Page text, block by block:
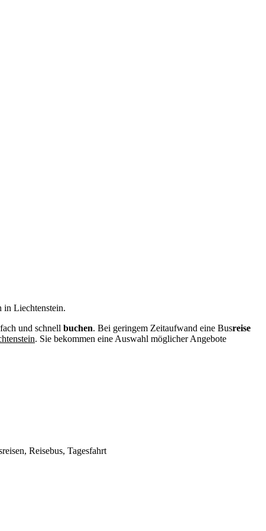
in Liechtenstein.
und schnell buchen. Bei geringem Zeitaufwand eine Busreise
. Sie bekommen eine Auswahl möglicher Angebote
Reisebus, Tagesfahrt